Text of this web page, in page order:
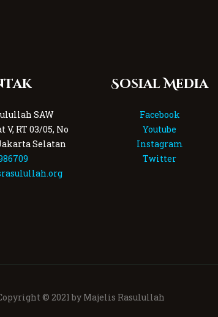
SAW
RT 03/05, No
Selatan
Sosial Media
Facebook
Youtube
Instagram
Twitter
© 2021 by Majelis Rasulullah